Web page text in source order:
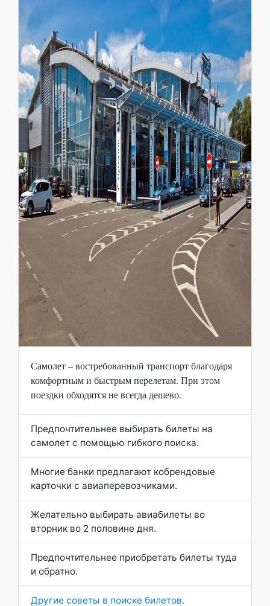
Самолет – востребованный транспорт благодаря
комфортным и быстрым перелетам. При этом
поездки обходятся не всегда дешево.
Предпочтительнее выбирать билеты на
самолет с помощью гибкого поиска.
Многие банки предлагают кобрендовые
карточки с авиаперевозчиками.
Желательно выбирать авиабилеты во
вторник во 2 половине дня.
Предпочтительнее приобретать билеты туда
и обратно.
Другие советы в поиске билетов.